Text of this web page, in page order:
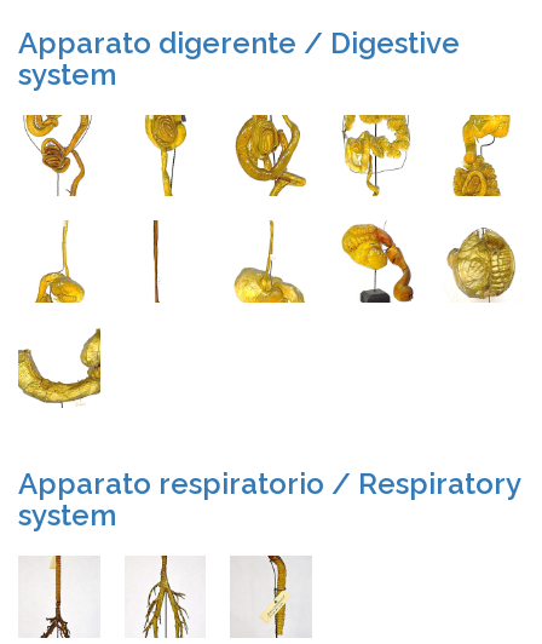
Apparato digerente / Digestive
system
Apparato respiratorio / Respiratory
system